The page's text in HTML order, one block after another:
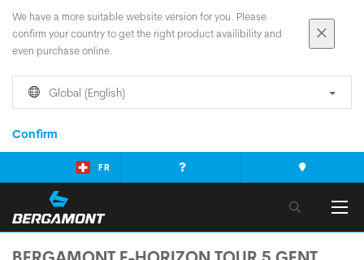
We have a more suitable website version for you. Please
confirm your country to get the right product availibility and
even purchase online.
Global (English)
Confirm
FR